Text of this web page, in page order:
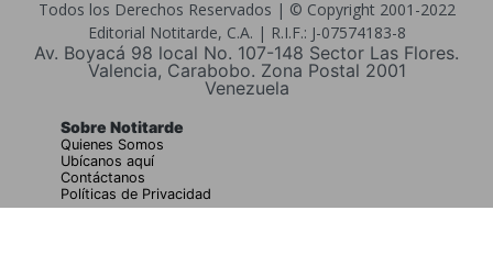
Todos los Derechos Reservados | © Copyright 2001-2022
Editorial Notitarde, C.A. | R.I.F.: J-07574183-8
Av. Boyacá 98 local No. 107-148 Sector Las Flores.
Valencia, Carabobo. Zona Postal 2001
Venezuela
Sobre Notitarde
Quienes Somos
Ubícanos aquí
Contáctanos
Políticas de Privacidad